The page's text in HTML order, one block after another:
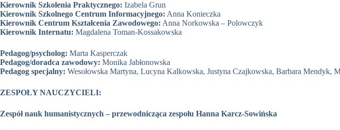
Kierownik Szkolenia Praktycznego: Izabela Grun
Kierownik Szkolnego Centrum Informacyjnego: Anna Konieczka
Kierownik Centrum Kształcenia Zawodowego: Anna Norkowska – Polowczyk
Kierownik Internatu: Magdalena Toman-Kossakowska
Pedagog/psycholog: Marta Kasperczak
Pedagog/doradca zawodowy: Monika Jabłonowska
Pedagog specjalny: Wesołowska Martyna, Lucyna Kalkowska, Justyna Czajkowska, Barbara Mendyk,
ZESPOŁY NAUCZYCIELI:
Zespół nauk humanistycznych – przewodnicząca zespołu Hanna Karcz-Sowińska